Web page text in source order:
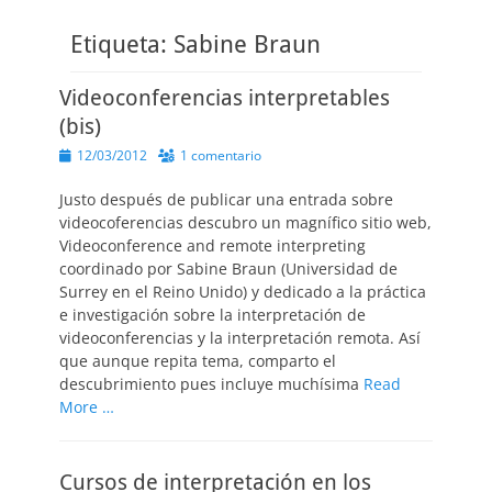
Etiqueta: Sabine Braun
Videoconferencias interpretables
(bis)
Publicado
12/03/2012 1 comentario
Justo después de publicar una entrada sobre
videocoferencias descubro un magnífico sitio web,
Videoconference and remote interpreting
coordinado por Sabine Braun (Universidad de
Surrey en el Reino Unido) y dedicado a la práctica
e investigación sobre la interpretación de
videoconferencias y la interpretación remota. Así
que aunque repita tema, comparto el
descubrimiento pues incluye muchísima Read
More …
Cursos de interpretación en los